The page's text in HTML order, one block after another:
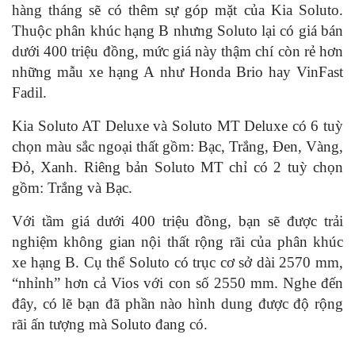
hàng tháng sẽ có thêm sự góp mặt của Kia Soluto.
Thuộc phân khúc hạng B nhưng Soluto lại có giá bán
dưới 400 triệu đồng, mức giá này thậm chí còn rẻ hơn
những mẫu xe hạng A như Honda Brio hay VinFast
Fadil.
Kia Soluto AT Deluxe và Soluto MT Deluxe có 6 tuỳ
chọn màu sắc ngoại thất gồm: Bạc, Trắng, Đen, Vàng,
Đỏ, Xanh. Riêng bản Soluto MT chỉ có 2 tuỳ chọn
gồm: Trắng và Bạc.
Với tầm giá dưới 400 triệu đồng, bạn sẽ được trải
nghiệm không gian nội thất rộng rãi của phân khúc
xe hạng B. Cụ thể Soluto có trục cơ sở dài 2570 mm,
“nhỉnh” hơn cả Vios với con số 2550 mm. Nghe đến
đây, có lẽ bạn đã phần nào hình dung được độ rộng
rãi ấn tượng mà Soluto đang có.